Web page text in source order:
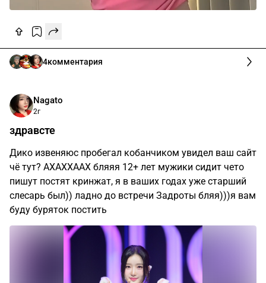
4комментария
Nagato
2г
здравсте
Дико извеняюс пробегал кобанчиком увидел ваш сайт
чё тут? АХАХХААХ бляяя 12+ лет мужики сидит чето
пишут постят кринжат, я в ваших годах уже старший
слесарь был)) ладно до встречи Задроты бляя)))я вам
буду буряток постить